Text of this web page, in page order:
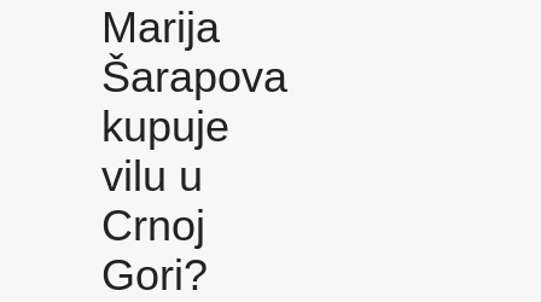
Marija
Šarapova
kupuje
vilu u
Crnoj
Gori?